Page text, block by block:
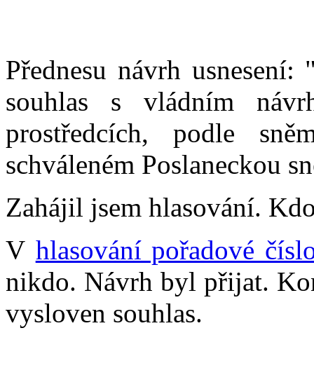
Přednesu návrh usnesení:
souhlas s vládním
prostředcích, podle
schváleném Poslaneckou
Zahájil jsem hlasování.
V hlasování pořadové
nikdo. Návrh byl přijat.
vysloven souhlas.